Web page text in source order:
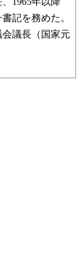
記を務めた。
会議長（国家元